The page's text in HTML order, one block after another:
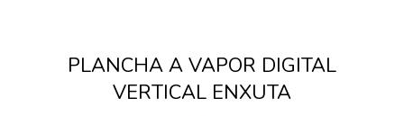
PLANCHA A VAPOR DIGITAL
VERTICAL ENXUTA
Aire libre y Jardín